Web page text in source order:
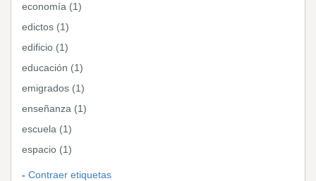
economía (1)
edictos (1)
edificio (1)
educación (1)
emigrados (1)
enseñanza (1)
escuela (1)
espacio (1)
Contraer etiquetas